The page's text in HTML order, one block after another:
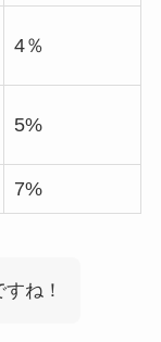
4％
5%
7%
ね！